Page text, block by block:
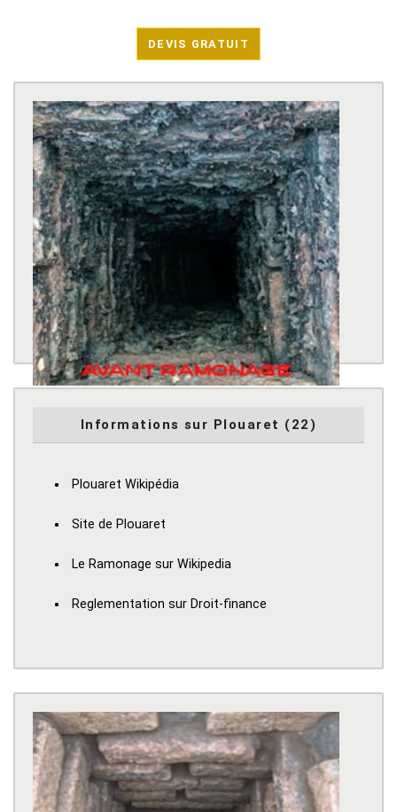
DEVIS GRATUIT
Informations sur Plouaret (22)
Plouaret Wikipédia
Site de Plouaret
Le Ramonage sur Wikipedia
Reglementation sur Droit-finance